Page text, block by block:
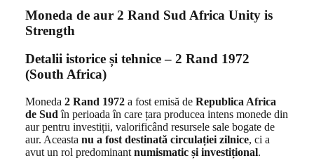
Moneda de aur 2 Rand Sud Africa Unity is
Strength
Detalii istorice și tehnice – 2 Rand 1972
(South Africa)
Moneda 2 Rand 1972a fost emisă de Republica Africa
de Sud în perioada în care țara producea intens monede din
aur pentru investiții, valorificând resursele sale bogate de
aur. Aceasta nu a fost destinată circulației zilnice, ci a
avut un rol predominant numismatic și investițional.